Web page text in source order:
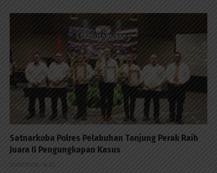
Satnarkoba Polres Pelabuhan Tanjung Perak Raih
Juara II Pengungkapan Kasus
30/07/2026 - 14:23